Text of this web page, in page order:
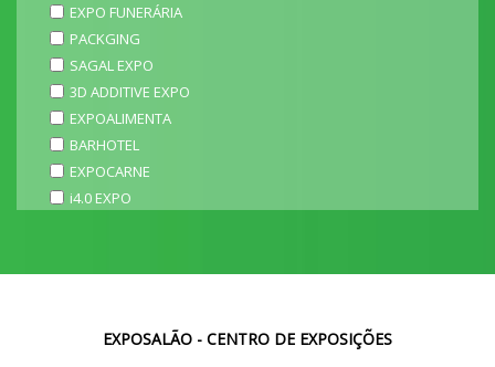
EXPO FUNERÁRIA
PACKGING
SAGAL EXPO
3D ADDITIVE EXPO
EXPOALIMENTA
BARHOTEL
EXPOCARNE
i4.0 EXPO
EXPOSALÃO - CENTRO DE EXPOSIÇÕES